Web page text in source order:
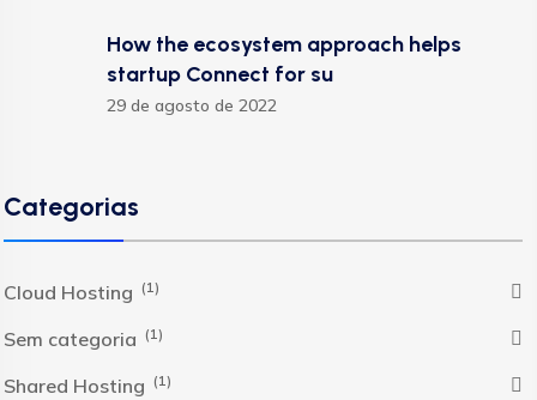
How the ecosystem approach helps
startup Connect for su
29 de agosto de 2022
Categorias
Cloud Hosting (1)
Sem categoria (1)
Shared Hosting (1)